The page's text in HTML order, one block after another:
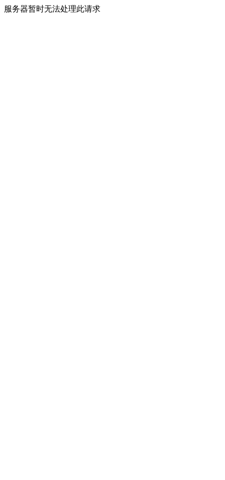
服务器暂时无法处理此请求